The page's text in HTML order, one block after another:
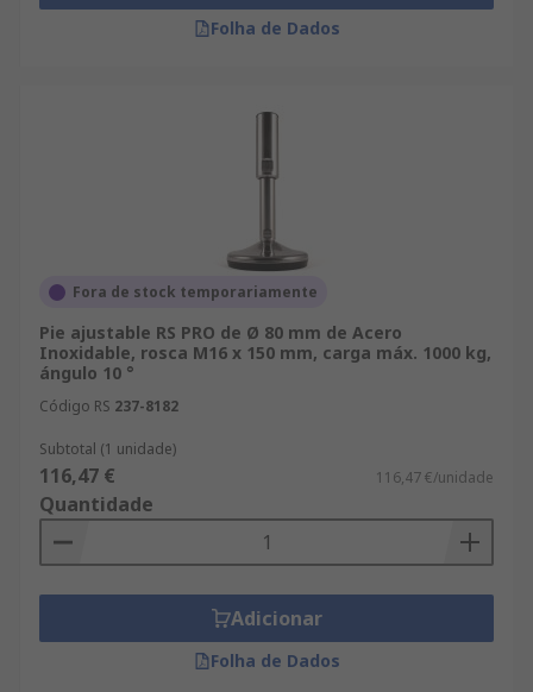
Folha de Dados
Fora de stock temporariamente
Pie ajustable RS PRO de Ø 80 mm de Acero
Inoxidable, rosca M16 x 150 mm, carga máx. 1000 kg,
ángulo 10 °
Código RS 237-8182
Subtotal (1 unidade)
116,47 € 116,47 €/unidade
Quantidade
Adicionar
Folha de Dados